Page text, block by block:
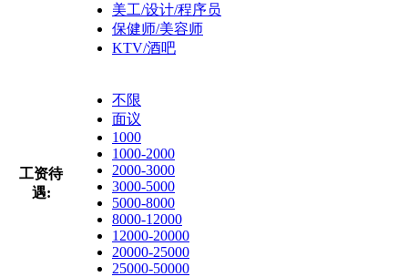
美工/设计/程序员
保健师/美容师
KTV/酒吧
工资待
遇:
不限
面议
1000
1000-2000
2000-3000
3000-5000
5000-8000
8000-12000
12000-20000
20000-25000
25000-50000